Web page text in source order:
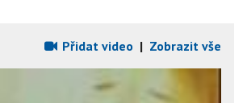
Přidat video | Zobrazit vše